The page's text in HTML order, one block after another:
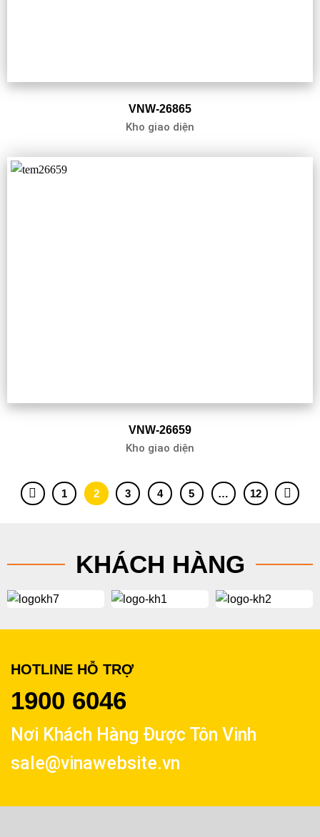
VNW-26865
Kho giao diện
VNW-26659
Kho giao diện
1 2 3 4 5 … 12
KHÁCH HÀNG
HOTLINE HỖ TRỢ
1900 6046
Nơi Khách Hàng Được Tôn Vinh
sale@vinawebsite.vn